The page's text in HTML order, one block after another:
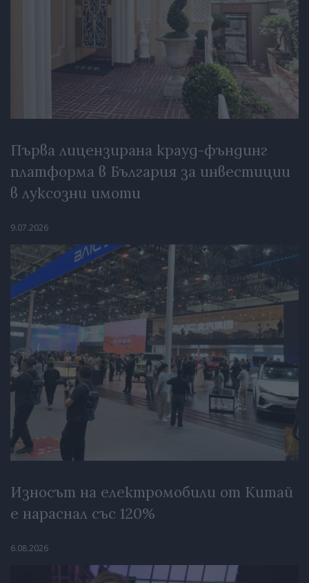
Първа лицензирана крауд-фъндинг
платформа в България за инвестиции
в луксозни имоти
9.07.2026
Износът на електромобили от Китай
е нараснал със 120%
6.08.2026